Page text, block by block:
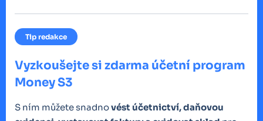
Tip redakce
Vyzkoušejte si zdarma účetní program
Money S3
S ním můžete snadnovést účetnictví, daňovou